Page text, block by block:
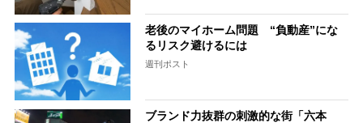
老後のマイホーム問題 “負動産”にな
るリスク避けるには
週刊ポスト
ブランド力抜群の刺激的な街「六本